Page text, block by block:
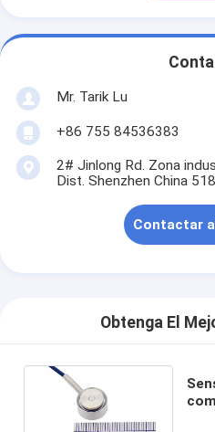
Mr. Tarik Lu
+86 755 84536383
2# Jinlong Rd. Zona
Dist. Shenzhen China
Contactar
Obtenga El